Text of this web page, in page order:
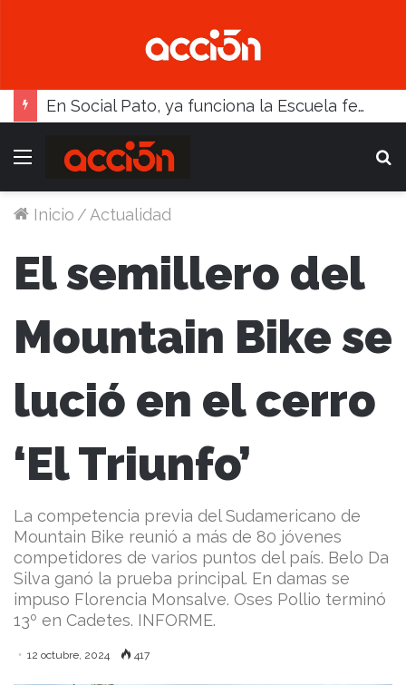
En Social Pato, ya funciona la Escuela femenina de paleta
Menú
Inicio /Actualidad
El semillero del
Mountain Bike se
lució en el cerro
‘El Triunfo’
La competencia previa del Sudamericano de
Mountain Bike reunió a más de 80 jóvenes
competidores de varios puntos del país. Belo Da
Silva ganó la prueba principal. En damas se
impuso Florencia Monsalve. Oses Pollio terminó
13º en Cadetes. INFORME.
12 octubre, 2024 417